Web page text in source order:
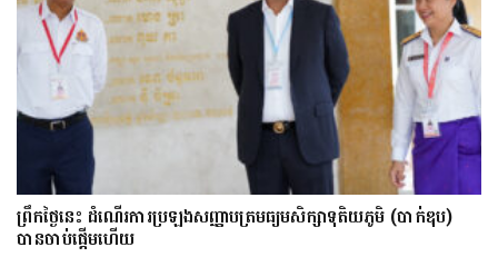
ព្រឹកថ្ងៃនេះ ដំណើរការប្រឡងសញ្ញាបត្រមធ្យមសិក្សាទុតិយភូមិ (បាក់ឌុប)
បានចាប់ផ្តើមហើយ